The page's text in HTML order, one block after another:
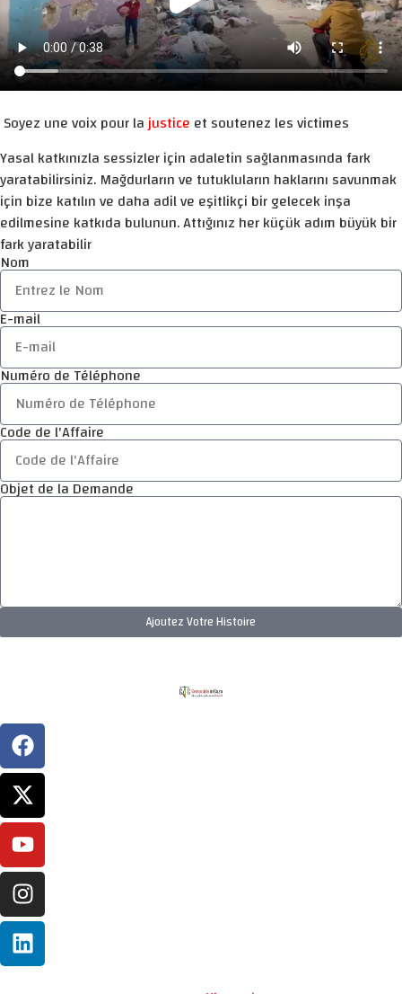
Soyez une voix pour lajustice et soutenez les victimes
Yasal katkınızla sessizler için adaletin sağlanmasında fark
yaratabilirsiniz. Mağdurların ve tutukluların haklarını savunmak
için bize katılın ve daha adil ve eşitlikçi bir gelecek inşa
edilmesine katkıda bulunun. Attığınız her küçük adım büyük bir
fark yaratabilir
Nom
E-mail
Numéro de Téléphone
Code de l'Affaire
Objet de la Demande
Ajoutez Votre Histoire